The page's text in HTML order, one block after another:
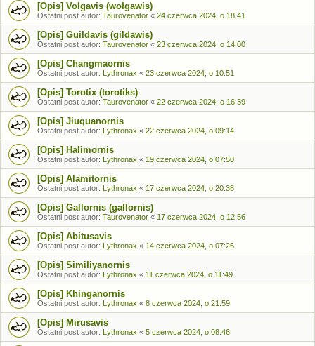
[Opis] Volgavis (wołgawis)
Ostatni post autor: Taurovenator « 24 czerwca 2024, o 18:41
[Opis] Guildavis (gildawis)
Ostatni post autor: Taurovenator « 23 czerwca 2024, o 14:00
[Opis] Changmaornis
Ostatni post autor: Lythronax « 23 czerwca 2024, o 10:51
[Opis] Torotix (torotiks)
Ostatni post autor: Taurovenator « 22 czerwca 2024, o 16:39
[Opis] Jiuquanornis
Ostatni post autor: Lythronax « 22 czerwca 2024, o 09:14
[Opis] Halimornis
Ostatni post autor: Lythronax « 19 czerwca 2024, o 07:50
[Opis] Alamitornis
Ostatni post autor: Lythronax « 17 czerwca 2024, o 20:38
[Opis] Gallornis (gallornis)
Ostatni post autor: Taurovenator « 17 czerwca 2024, o 12:56
[Opis] Abitusavis
Ostatni post autor: Lythronax « 14 czerwca 2024, o 07:26
[Opis] Similiyanornis
Ostatni post autor: Lythronax « 11 czerwca 2024, o 11:49
[Opis] Khinganornis
Ostatni post autor: Lythronax « 8 czerwca 2024, o 21:59
[Opis] Mirusavis
Ostatni post autor: Lythronax « 5 czerwca 2024, o 08:46